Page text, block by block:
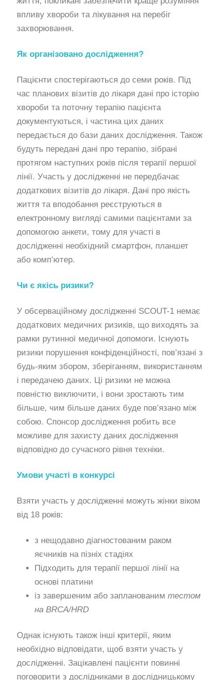
впливу хвороби та лікування на перебіг
захворювання.
Як організовано дослідження?
Пацієнти спостерігаються до семи років. Під
час планових візитів до лікаря дані про історію
хвороби та поточну терапію пацієнта
документуються, і частина цих даних
передається до бази даних дослідження. Також
будуть передані дані про терапію, зібрані
протягом наступних років після терапії першої
лінії. Участь у дослідженні не передбачає
додаткових візитів до лікаря. Дані про якість
життя та вподобання реєструються в
електронному вигляді самими пацієнтами за
допомогою анкети, тому для участі в
дослідженні необхідний смартфон, планшет
або комп’ютер.
Чи є якісь ризики?
У обсерваційному дослідженні SCOUT-1 немає
додаткових медичних ризиків, що виходять за
рамки рутинної медичної допомоги. Існують
ризики порушення конфіденційності, пов’язані з
будь-яким збором, зберіганням, використанням
і передачею даних. Ці ризики не можна
повністю виключити, і вони зростають тим
більше, чим більше даних буде пов’язано між
собою. Спонсор дослідження робить все
можливе для захисту даних дослідження
відповідно до сучасного рівня техніки.
Умови участі в конкурсі
Взяти участь у дослідженні можуть жінки віком
від 18 років:
з нещодавно діагностованим раком
яєчників на пізніх стадіях
Підходить для терапії першої лінії на
основі платини
із завершеним або запланованим тестом
на BRCA/HRD
Однак існують також інші критерії, яким
необхідно відповідати, щоб взяти участь у
дослідженні. Зацікавлені пацієнти повинні
поговорити з дослідниками в дослідницькому